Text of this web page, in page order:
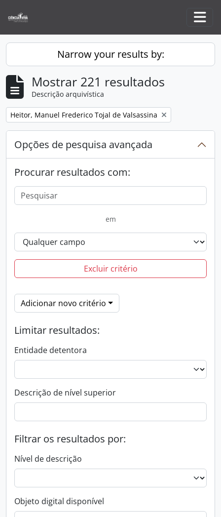
Narrow your results by:
Mostrar 221 resultados
Descrição arquivística
Remove filter:
Heitor, Manuel Frederico Tojal de Valsassina
Opções de pesquisa avançada
Procurar resultados com:
em
Excluir critério
Adicionar novo critério
Limitar resultados:
Entidade detentora
Descrição de nível superior
Filtrar os resultados por:
Nível de descrição
Objeto digital disponível